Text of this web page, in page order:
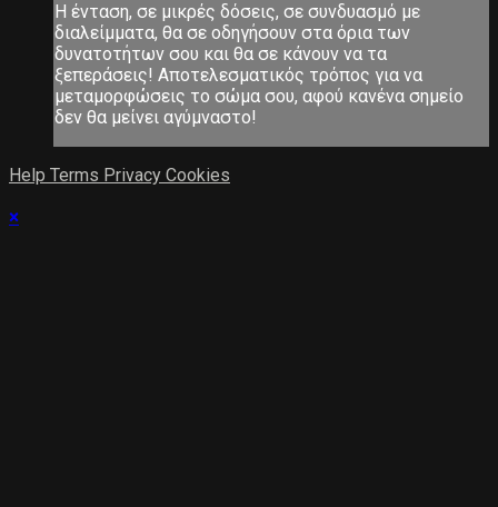
Η ένταση, σε μικρές δόσεις, σε συνδυασμό με
διαλείμματα, θα σε οδηγήσουν στα όρια των
δυνατοτήτων σου και θα σε κάνουν να τα
ξεπεράσεις! Αποτελεσματικός τρόπος για να
μεταμορφώσεις το σώμα σου, αφού κανένα σημείο
δεν θα μείνει αγύμναστο!
Help Terms Privacy Cookies
×